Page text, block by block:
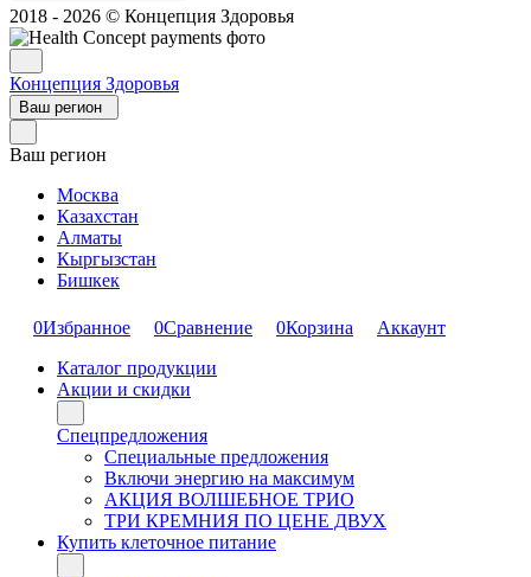
2018 - 2026 © Концепция Здоровья
Концепция Здоровья
Ваш регион
Ваш регион
Москва
Казахстан
Алматы
Кыргызстан
Бишкек
0Избранное 0Сравнение 0Корзина
Аккаунт
Каталог продукции
Акции и скидки
Спецпредложения
Специальные предложения
Включи энергию на максимум
АКЦИЯ ВОЛШЕБНОЕ ТРИО
ТРИ КРЕМНИЯ ПО ЦЕНЕ ДВУХ
Купить клеточное питание